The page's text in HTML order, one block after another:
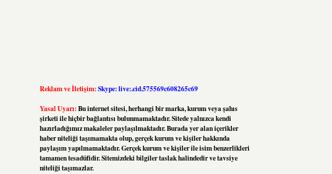
Reklam ve İletişim:Skype: live:.cid.575569c608265c69
Yasal Uyarı:Bu internet sitesi, herhangi bir marka, kurum veya şahıs
şirketi ile hiçbir bağlantısı bulunmamaktadır. Sitede yalnızca kendi
hazırladığımız makaleler paylaşılmaktadır. Burada yer alan içerikler
haber niteliği taşımamakta olup, gerçek kurum ve kişiler hakkında
paylaşım yapılmamaktadır. Gerçek kurum ve kişiler ile isim benzerlikleri
tamamen tesadüfidir. Sitemizdeki bilgiler taslak halindedir ve tavsiye
niteliği taşımazlar.